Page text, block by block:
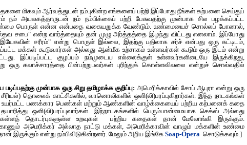
மிகவும் ஆர்வத்துடன் நம்புகின்ற எங்களைப் பற்றி இப்போது நீங்கள் கற்பனை செய்துப்
நம் அயலகத்தாருடன் நம் நம்பிக்கைப் பற்றி பேசுவதற்கு முன்பாக சில பழக்கப்பட்ட
பொருள் என்ன என்பதை வகையறுக்க வேண்டும். உண்மையைச் சொல்லப் போனால்,
சபை" என்ற வார்த்தையும் தன் முழு அர்த்தத்தை இழந்து விட்டது எனலாம். இப்போது
சரீரம்" என்று பொருள் இல்லை, இதற்கு பதிலாக சர்ச் என்பது ஒரு கட்டிடம்,
மக்கள் கூடுவார்கள் அல்லது ஆன்மீக உற்சாகம் உள்ளவர்கள் கூடும் ஒரு இடம் என்று
இப்படிப்பட்ட குழப்பம் நம்முடைய எல்லைக்குள் உள்ளவர்களிடையே இருக்கிறது,
ஒரு கலாச்சாரத்தை பின்பற்றுபவர்கள் புரிந்துக் கொள்ளவிலலை என்றுச் சொல்வதில்
முன்பாக ஒரு சிறு தமிழாக்க‌ குறிப்பு: அமெரிக்காவில் சோப் ஆபுரா என்று ஒரு
தொலைக் காட்சிகளில், வானொலிகளில் ஒளி(லி)பரப்புகிறார்கள். இந்த நாடகங்கள்
உயர்மட்ட பணக்கார பெண்கள் மற்றும் ஆண்களின் வாழ்க்கையைப் பற்றிய கற்பனைக் கதை
ஒளி(லி)பரப்புவார்கள். இந்நாடகங்களில் பெரும்பான்மையாக செக்ஸ் அல்லது
கள்ளத் தொடர்புகளுள்ள உறவுகள் பற்றிய கதைகள் தான் மேலோங்கி இருக்கும்.
அமெரிக்கர் அல்லாத நாட்டு மக்கள், அமெரிக்காவின் வாழும் மக்களின் உண்மை
இருக்கும் என்று நம்பிவிடுகின்றனர். மேலும் அறிய இங்கே Soap-Opera சொடுக்கவும்.]